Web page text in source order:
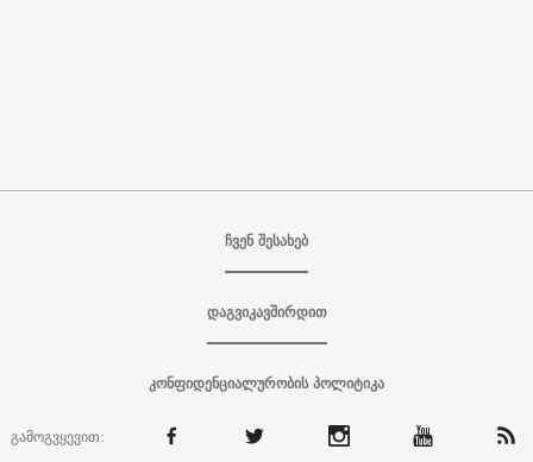
ჩვენ შესახებ
დაგვიკავშირდით
კონფიდენციალურობის პოლიტიკა
გამოგვყევით: